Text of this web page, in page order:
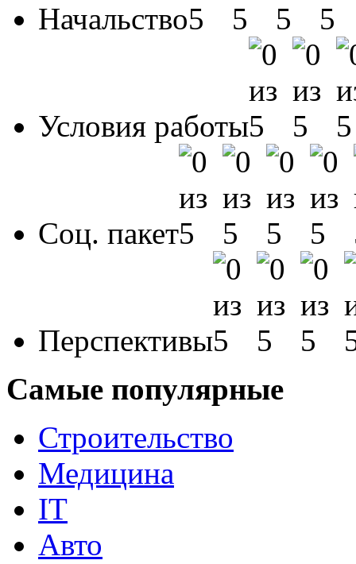
Начальство
Условия работы
Соц. пакет
Перспективы
Самые популярные
Строительство
Медицина
IT
Авто